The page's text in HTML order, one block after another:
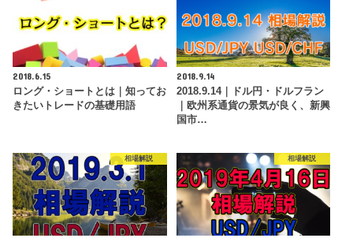
2018.6.15
ロング・ショートとは｜知ってお
きたいトレードの基礎用語
2018.9.14
2018.9.14｜ドル円・ドルフラン
｜欧州系通貨の景気が良く、新興
国市…
相場解説 相場解説